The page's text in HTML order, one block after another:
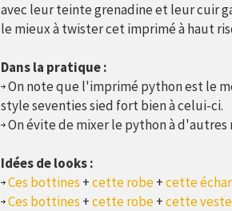
avec leur teinte grenadine et leur cuir
le mieux à twister cet imprimé à haut
Dans la pratique :
On note que l'imprimé python est le
style seventies sied fort bien à celui-ci.
On évite de mixer le python à d'autres
Idées de looks :
Ces bottines +cette robe+cette
Ces bottines +cette robe+cette veste